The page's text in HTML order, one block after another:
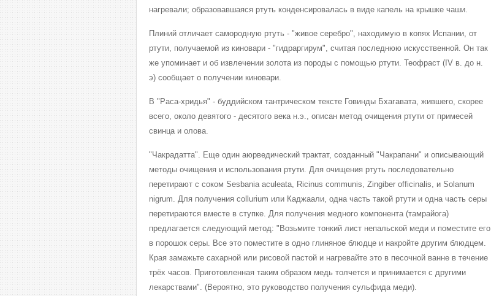
нагревали; образовавшаяся ртуть конденсировалась в виде капель на крышке чаши.
Плиний отличает самородную ртуть - "живое серебро", находимую в копях Испании, от
ртути, получаемой из киновари - "гидраргирум", считая последнюю искусственной. Он так
же упоминает и об извлечении золота из породы с помощью ртути. Теофраст (IV в. до н.
э) сообщает о получении киновари.
В "Раса-хридья" - буддийском тантрическом тексте Говинды Бхагавата, жившего, скорее
всего, около девятого - десятого века н.э., описан метод очищения ртути от примесей
свинца и олова.
"Чакрадатта". Еще один аюрведический трактат, созданный "Чакрапани" и описывающий
методы очищения и использования ртути. Для очищения ртуть последовательно
перетирают с соком Sesbania aculeata, Ricinus communis, Zingiber officinalis, и Solanum
nigrum. Для получения collurium или Каджаали, одна часть такой ртути и одна часть серы
перетираются вместе в ступке. Для получения медного компонента (тамрайога)
предлагается следующий метод: "Возьмите тонкий лист непальской меди и поместите его
в порошок серы. Все это поместите в одно глиняное блюдце и накройте другим блюдцем.
Края замажьте сахарной или рисовой пастой и нагревайте это в песочной ванне в течение
трёх часов. Приготовленная таким образом медь толчется и принимается с другими
лекарствами". (Вероятно, это руководство получения сульфида меди).